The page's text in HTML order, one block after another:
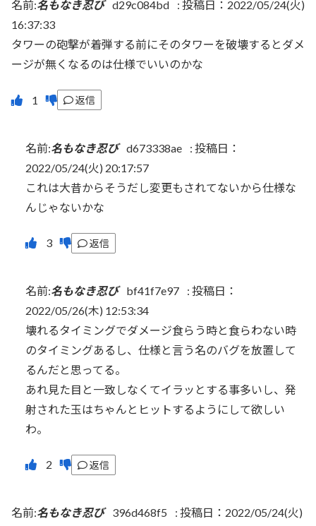
名前:名もなき忍び d29c084bd : 投稿日：2022/05/24(火)
16:37:33
タワーの砲撃が着弾する前にそのタワーを破壊するとダメ
ージが無くなるのは仕様でいいのかな
返信
名前:名もなき忍び d673338ae : 投稿日：
2022/05/24(火) 20:17:57
これは大昔からそうだし変更もされてないから仕様な
んじゃないかな
返信
名前:名もなき忍び bf41f7e97 : 投稿日：
2022/05/26(木) 12:53:34
壊れるタイミングでダメージ食らう時と食らわない時
のタイミングあるし、仕様と言う名のバグを放置して
るんだと思ってる。
あれ見た目と一致しなくてイラッとする事多いし、発
射された玉はちゃんとヒットするようにして欲しい
わ。
返信
名前:名もなき忍び 396d468f5 : 投稿日：2022/05/24(火)